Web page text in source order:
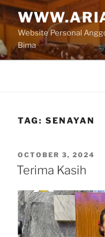
Skip
to
contentWebsite Personal
Bima
TAG: SENAYAN
POSTED
ON
OCTOBER 3, 2024
Terima Kasih